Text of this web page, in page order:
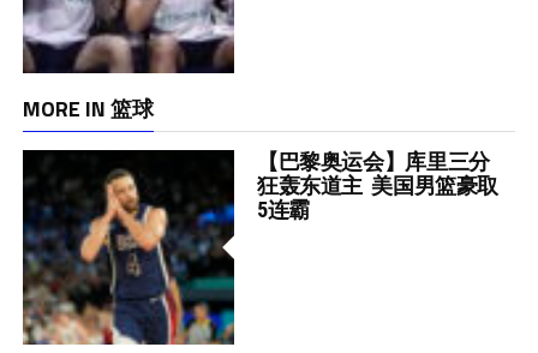
MORE IN 篮球
【巴黎奥运会】库里三分
狂轰东道主 美国男篮豪取
5连霸